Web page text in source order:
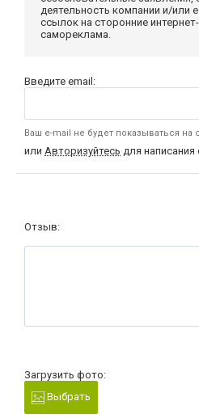
деятельность компании и/или
ссылок на сторонние
самореклама.
Введите email:
Ваш e-mail не будет показываться на
или Авторизуйтесь для написания
Отзыв:
Загрузить фото:
Выбрать